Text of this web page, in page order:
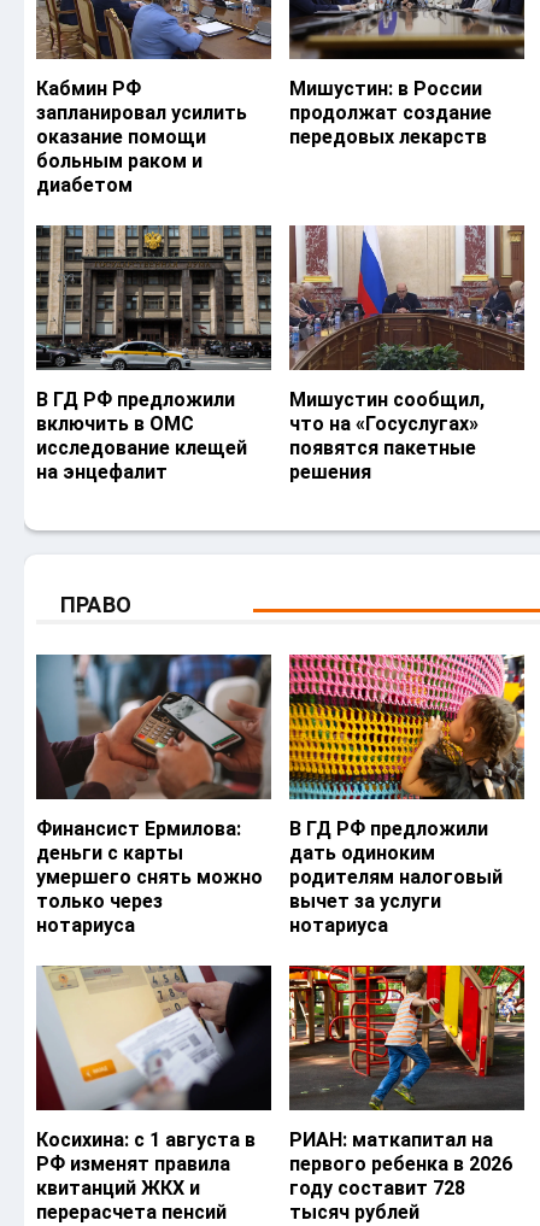
Кабмин РФ
запланировал усилить
оказание помощи
больным раком и
диабетом
Мишустин: в России
продолжат создание
передовых лекарств
В ГД РФ предложили
включить в ОМС
исследование клещей
на энцефалит
Мишустин сообщил,
что на «Госуслугах»
появятся пакетные
решения
ПРАВО
Финансист Ермилова:
деньги с карты
умершего снять можно
только через
нотариуса
В ГД РФ предложили
дать одиноким
родителям налоговый
вычет за услуги
нотариуса
Косихина: с 1 августа в
РФ изменят правила
квитанций ЖКХ и
перерасчета пенсий
РИАН: маткапитал на
первого ребенка в 2026
году составит 728
тысяч рублей